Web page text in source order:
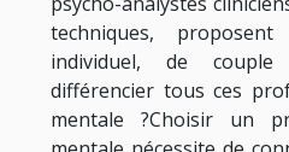
techniques,
individuel, de couple
différencier tous ces
mentale ?Choisir un